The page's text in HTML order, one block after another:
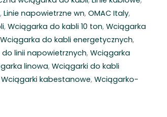
,Linie napowietrzne wn,OMAC Italy,
,Wciągarka do kabli 10 ton,Wciągarka
Wciągarka do kabli energetycznych,
linii napowietrznych,Wciągarka
linowa,Wciągarki do kabli
Wciągarki kabestanowe,Wciągarko-